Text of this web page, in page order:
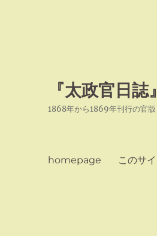
『太政官日
1868年から1869年刊行の官版
homepage このサ